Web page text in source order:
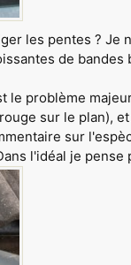
les pentes ?
de
le problème
sur le plan),
sur
l'idéal je